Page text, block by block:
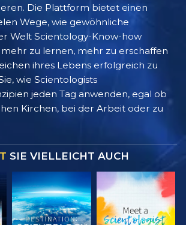
Die Plattform bietet einen
Wege, wie gewöhnliche
Welt Scientology-Know-how
zu lernen, mehr zu erschaffen
ihres Lebens erfolgreich zu
wie Scientologists
jeden Tag anwenden, egal ob
Kirchen, bei der Arbeit oder zu
SIE VIELLEICHT AUCH